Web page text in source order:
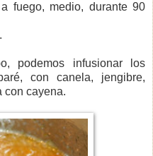
fuego, medio, durante 90
podemos infusionar los
con canela, jengibre,
con cayena.